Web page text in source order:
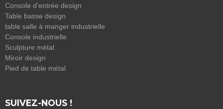
Console d'entrée design
Table basse design
table salle à manger industrielle
Console industrielle
Sculpture métal
Miroir design
Pied de table métal
SUIVEZ-NOUS !